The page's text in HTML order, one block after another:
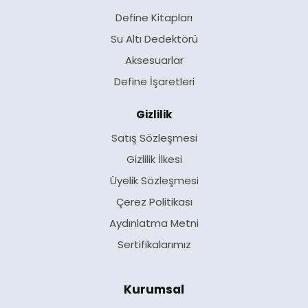
Define Kitapları
Su Altı Dedektörü
Aksesuarlar
Define İşaretleri
Gizlilik
Satış Sözleşmesi
Gizlilik İlkesi
Üyelik Sözleşmesi
Çerez Politikası
Aydınlatma Metni
Sertifikalarımız
Kurumsal